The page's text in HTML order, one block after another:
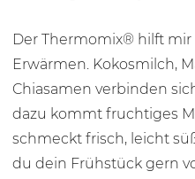
Der Thermomix® hilft
Erwärmen. Kokosmilch,
Chiasamen verbinden
dazu kommt fruchtiges
schmeckt frisch, leicht
du dein Frühstück gern